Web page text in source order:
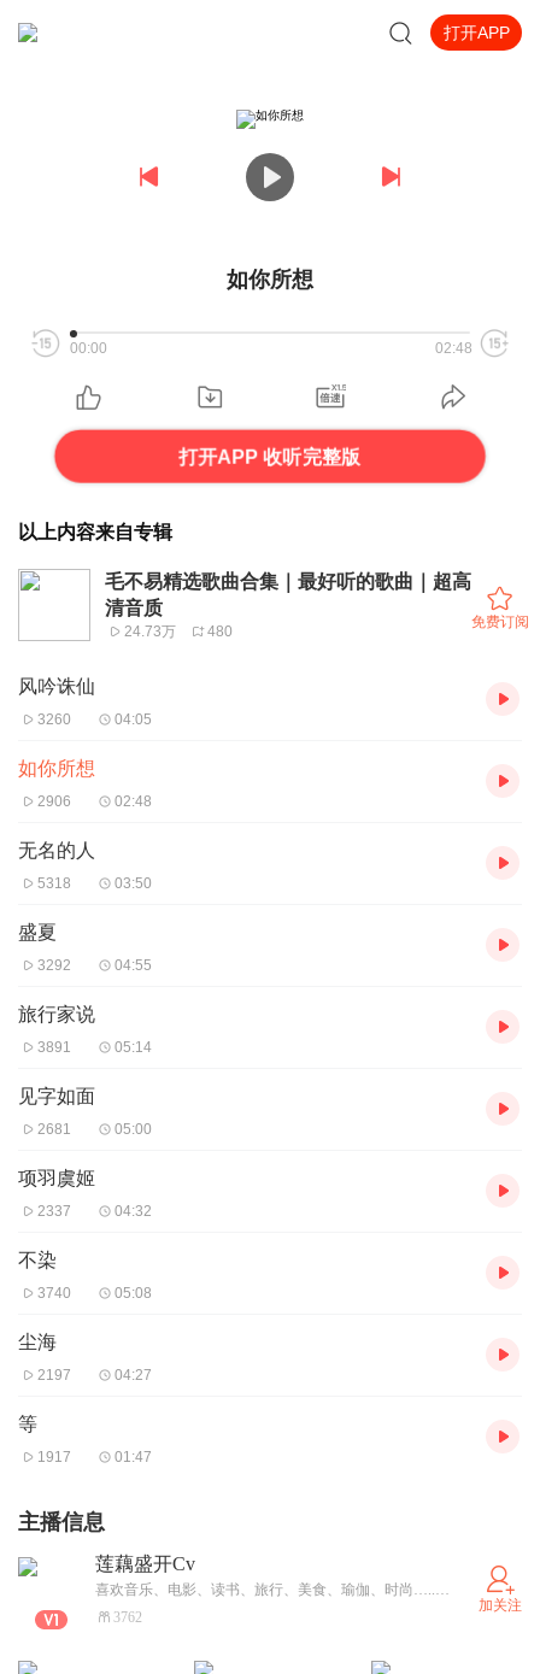
打开APP
如你所想
00:00 02:48
打开APP 收听完整版
以上内容来自专辑
毛不易精选歌曲合集｜最好听的歌曲｜超高
清音质
24.73万 480
免费订阅
风吟诛仙
3260 04:05
如你所想
2906 02:48
无名的人
5318 03:50
盛夏
3292 04:55
旅行家说
3891 05:14
见字如面
2681 05:00
项羽虞姬
2337 04:32
不染
3740 05:08
尘海
2197 04:27
等
1917 01:47
主播信息
莲藕盛开Cv
喜欢音乐、电影、读书、旅行、美食、瑜伽、时尚…..的财经人
3762
加关注